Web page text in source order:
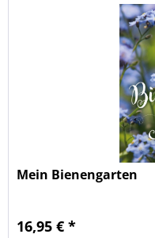
Mein Bienengarten
16,95 € *